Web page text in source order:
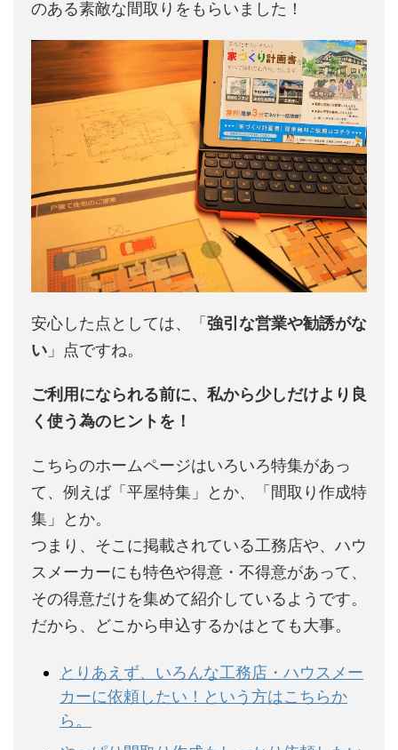
のある素敵な間取りをもらいました！
安心した点としては、「強引な営業や勧誘がな
い 」点ですね。
ご利用になられる前に、私から少しだけより良
く使う為のヒントを！
こちらのホームページはいろいろ特集があっ
て、例えば「平屋特集」とか、「間取り作成特
集」とか。
つまり、そこに掲載されている工務店や、ハウ
スメーカーにも特色や得意・不得意があって、
その得意だけを集めて紹介しているようです。
だから、どこから申込するかはとても大事。
とりあえず、いろんな工務店・ハウスメー
カーに依頼したい！という方はこちらか
ら。